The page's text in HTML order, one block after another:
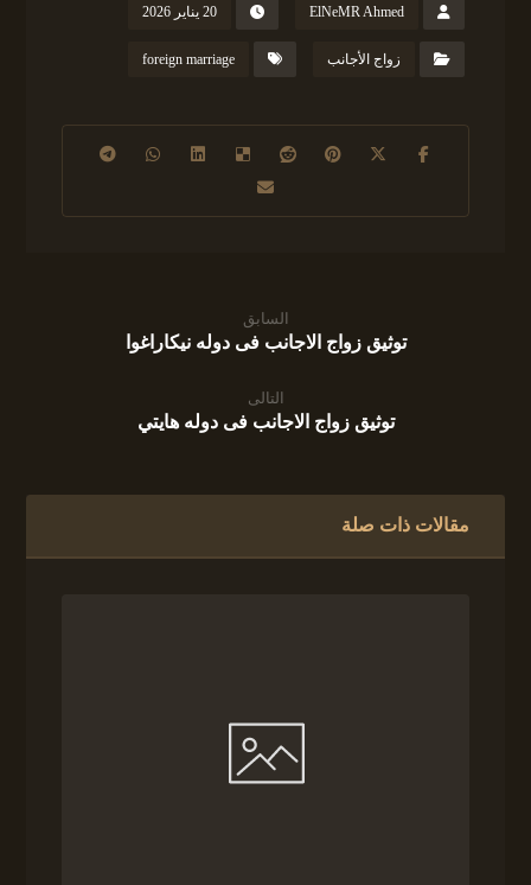
ElNeMR Ahmed 20 يناير 2026
زواج الأجانب foreign marriage
السابق
توثيق زواج الاجانب فى دوله نيكاراغوا
التالى
توثيق زواج الاجانب فى دوله هايتي
مقالات ذات صلة